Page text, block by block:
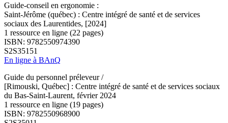
Guide-conseil en ergonomie :
Saint-Jérôme (québec) : Centre intégré de santé et de services
sociaux des Laurentides, [2024]
1 ressource en ligne (22 pages)
ISBN: 9782550974390
S2S35151
En ligne à BAnQ
Guide du personnel préleveur /
[Rimouski, Québec] : Centre intégré de santé et de services sociaux
du Bas-Saint-Laurent, février 2024
1 ressource en ligne (19 pages)
ISBN: 9782550968900